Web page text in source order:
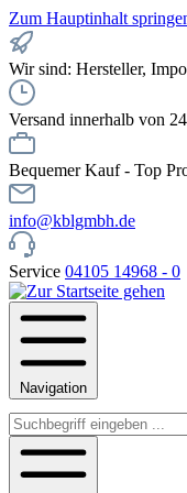
Zum Hauptinhalt
Wir sind: Hersteller,
Versand innerhalb von
Bequemer Kauf - Top
info@kblgmbh.de
Service 04105 14968 - 0
Navigation